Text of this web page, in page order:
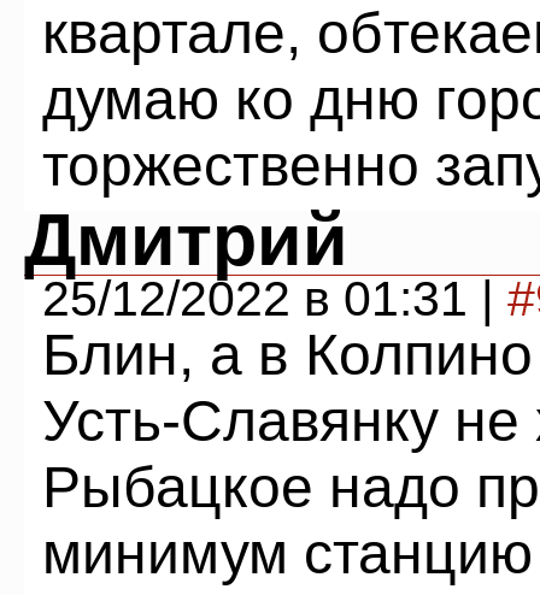
квартале,
думаю ко дню
торжественно
Дмитрий
25/12/2022 в 01:31 |
Блин, а в
Усть-Славянку
Рыбацкое надо
минимум станцию